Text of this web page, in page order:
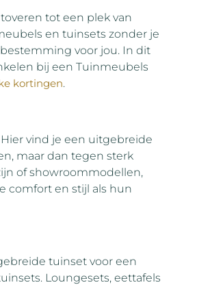
tot een plek van
en tuinsets zonder je
voor jou. In dit
bij een Tuinmeubels
kortingen.
vind je een uitgebreide
maar dan tegen sterk
of showroommodellen,
comfort en stijl als hun
tuinset voor een
Loungesets, eettafels